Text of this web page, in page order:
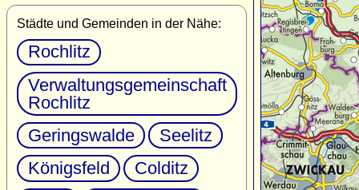
Städte und Gemeinden in der Nähe:
Rochlitz
Verwaltungsgemeinschaft
Rochlitz
Geringswalde
Seelitz
Königsfeld
Colditz